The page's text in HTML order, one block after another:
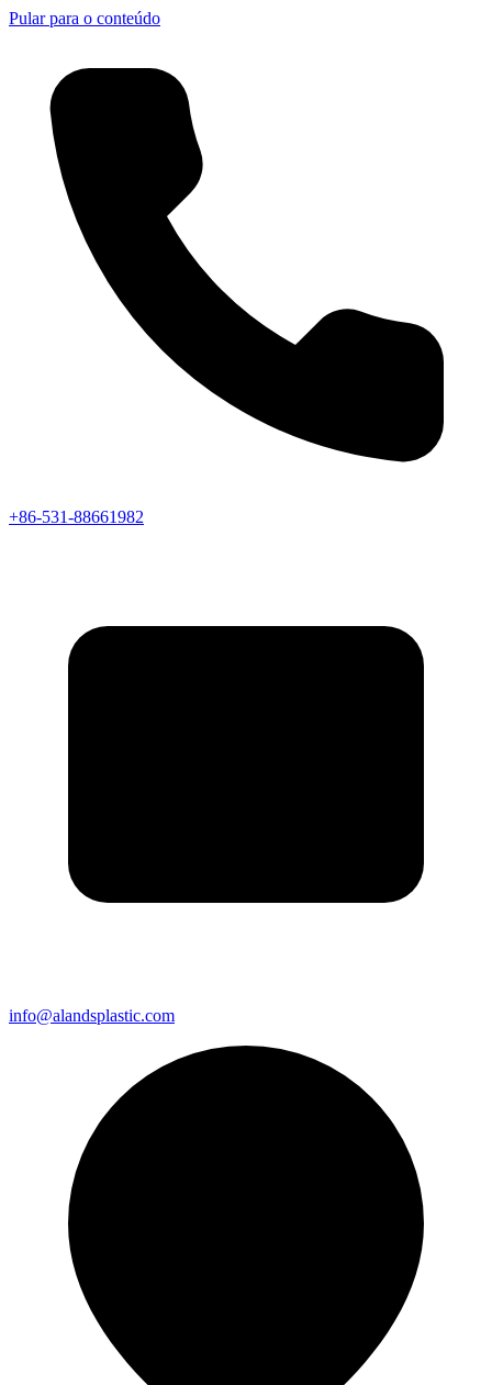
Pular para o conteúdo
+86-531-88661982
info@alandsplastic.com